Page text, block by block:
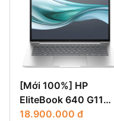
[Mới 100%] HP
EliteBook 640 G11
(2024)
18.900.000 đ